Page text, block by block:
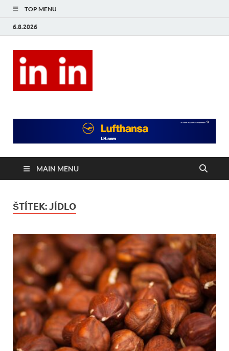
TOP MENU
6.8.2026
MAIN MENU
ŠTÍTEK:JÍDLO